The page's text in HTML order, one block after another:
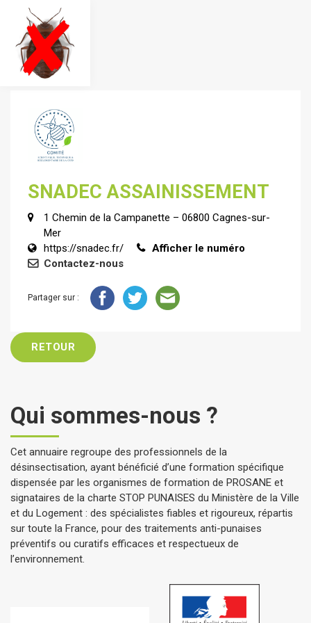
SNADEC ASSAINISSEMENT
1 Chemin de la Campanette – 06800 Cagnes-sur-
Mer
https://snadec.fr/
Afficher le numéro
Contactez-nous
Partager sur :
RETOUR
Qui sommes-nous ?
Cet annuaire regroupe des professionnels de la
désinsectisation, ayant bénéficié d’une formation spécifique
dispensée par les organismes de formation de PROSANE et
signataires de la charte STOP PUNAISES du Ministère de la Ville
et du Logement : des spécialistes fiables et rigoureux, répartis
sur toute la France, pour des traitements anti-punaises
préventifs ou curatifs efficaces et respectueux de
l’environnement.